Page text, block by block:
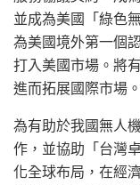
並成為美國「綠色
為美國境外第一個
打入美國市場。將
進而拓展國際市場。
為有助於我國無人
作，並協助「台灣
化全球布局，在經